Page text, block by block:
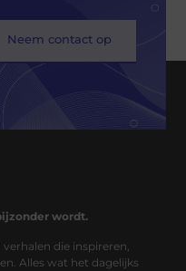
Neem contact op
wordt.
die inspireren,
Alles wat het dagelijks